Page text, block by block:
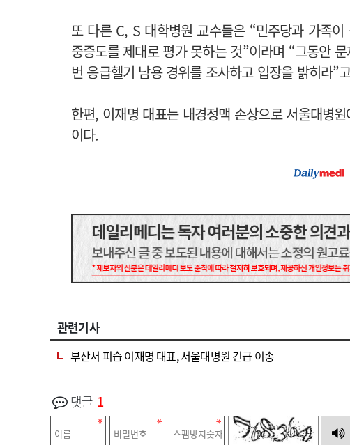
또 다른 C, S 대학병원 교수들은 “민주당과 가족
중증도를 제대로 평가 못하는 것”이라며 “그동안
번 응급헬기 남용 경위를 조사하고 입장을 밝히라”
한편, 이재명 대표는 내경정맥 손상으로 서울대병
이다.
관련기사
부산서 피습 이재명 대표, 서울대병원 긴급 이송
댓글 1